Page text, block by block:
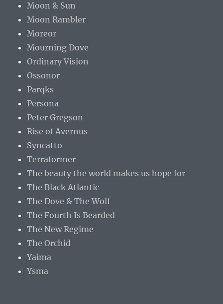
Moon & Sun
Moon Rambler
Moreor
Mourning Dove
Ordinary Vision
Ossonor
Parqks
Persona
Peter Gregson
Rise of Avernus
Syncatto
Terraformer
The beauty the world makes us hope for
The Black Atlantic
The Dove & The Wolf
The Fourth Is Bearded
The New Regime
The Orchid
Yaima
Ysma